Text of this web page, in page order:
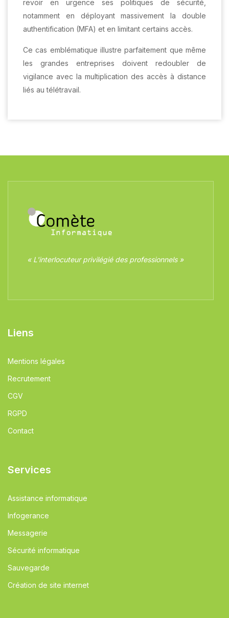
revoir en urgence ses politiques de sécurité,
notamment en déployant massivement la double
authentification (MFA) et en limitant certains accès.
Ce cas emblématique illustre parfaitement que même
les grandes entreprises doivent redoubler de
vigilance avec la multiplication des accès à distance
liés au télétravail.
« L'interlocuteur privilégié des professionnels »
Liens
Mentions légales
Recrutement
CGV
RGPD
Contact
Services
Assistance informatique
Infogerance
Messagerie
Sécurité informatique
Sauvegarde
Création de site internet